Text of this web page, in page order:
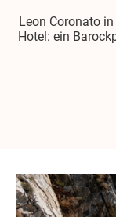
Leon Coronato
Hotel: ein